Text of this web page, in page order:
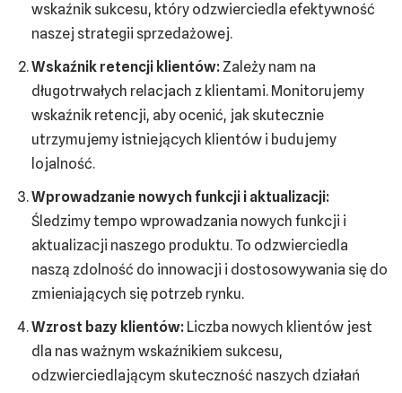
wskaźnik sukcesu, który odzwierciedla efektywność
naszej strategii sprzedażowej.
Wskaźnik retencji klientów:Zależy nam na
długotrwałych relacjach z klientami. Monitorujemy
wskaźnik retencji, aby ocenić, jak skutecznie
utrzymujemy istniejących klientów i budujemy
lojalność.
Wprowadzanie nowych funkcji i aktualizacji:
Śledzimy tempo wprowadzania nowych funkcji i
aktualizacji naszego produktu. To odzwierciedla
naszą zdolność do innowacji i dostosowywania się do
zmieniających się potrzeb rynku.
Wzrost bazy klientów: Liczba nowych klientów jest
dla nas ważnym wskaźnikiem sukcesu,
odzwierciedlającym skuteczność naszych działań